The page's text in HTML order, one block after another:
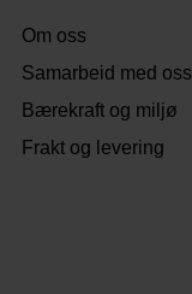
Om oss
Samarbeid med oss
Bærekraft og miljø
Frakt og levering